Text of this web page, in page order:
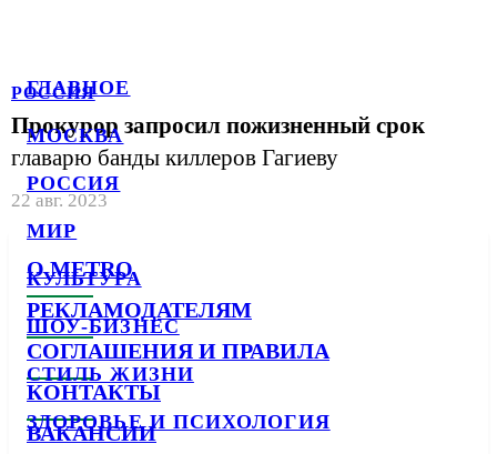
ГЛАВНОЕ
МОСКВА
РОССИЯ
МИР
КУЛЬТУРА
ШОУ-БИЗНЕС
СТИЛЬ ЖИЗНИ
ЗДОРОВЬЕ И ПСИХОЛОГИЯ
РОССИЯ
Прокурор запросил пожизненный срок
главарю банды киллеров Гагиеву
22 авг. 2023
О METRO
РЕКЛАМОДАТЕЛЯМ
СОГЛАШЕНИЯ И ПРАВИЛА
КОНТАКТЫ
ВАКАНСИИ